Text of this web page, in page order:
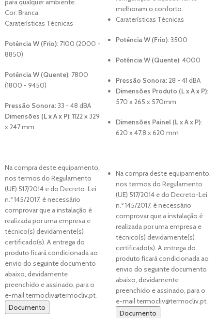
para qualquer ambiente.
Cor: Branca.
Caraterísticas Técnicas
Potência W (Frio): 7100 (2000 -
8850)
Potência W (Quente): 7800
(1800 - 9450)
Pressão Sonora:33 - 48 dBA
Dimensões (L x A x P): 1122 x 329
x 247 mm
Na compra deste equipamento,
nos termos do Regulamento
(UE) 517/2014 e do Decreto-Lei
n.º 145/2017, é necessário
comprovar que a instalação é
realizada por uma empresa e
técnico(s) devidamente(s)
certificado(s). A entrega do
produto ficará condicionada ao
envio do seguinte documento
abaixo, devidamente
preenchido e assinado, para o
e-mail termocliv@termocliv.pt.
Documento
melhoram o conforto.
Caraterísticas Técnicas
Potência W (Frio): 3500
Potência W (Quente): 4000
Pressão Sonora:28 - 41 dBA
Dimensões Produto (L x A x P):
570 x 265 x 570mm
Dimensões Painel (L x A x P):
620 x 47.8 x 620 mm
Na compra deste equipamento,
nos termos do Regulamento
(UE) 517/2014 e do Decreto-Lei
n.º 145/2017, é necessário
comprovar que a instalação é
realizada por uma empresa e
técnico(s) devidamente(s)
certificado(s). A entrega do
produto ficará condicionada ao
envio do seguinte documento
abaixo, devidamente
preenchido e assinado, para o
e-mail termocliv@termocliv.pt.
Documento